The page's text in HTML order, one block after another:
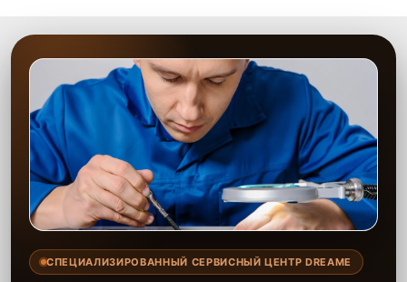
СПЕЦИАЛИЗИРОВАННЫЙ СЕРВИСНЫЙ ЦЕНТР DREAME